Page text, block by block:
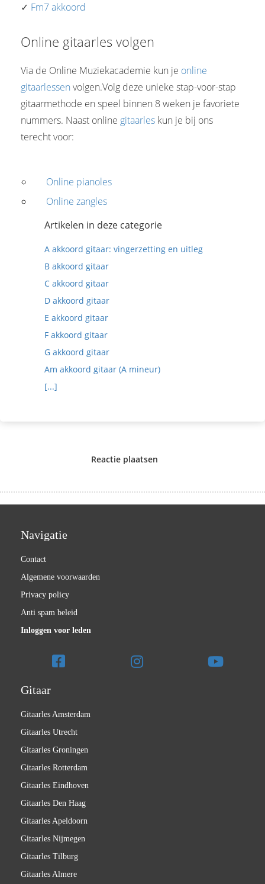
✓ Fm7 akkoord
Online gitaarles volgen
Via de Online Muziekacademie kun je online
gitaarlessen volgen.Volg deze unieke stap-voor-stap
gitaarmethode en speel binnen 8 weken je favoriete
nummers. Naast online gitaarles kun je bij ons
terecht voor:
Online pianoles
Online zangles
Artikelen in deze categorie
A akkoord gitaar: vingerzetting en uitleg
B akkoord gitaar
C akkoord gitaar
D akkoord gitaar
E akkoord gitaar
F akkoord gitaar
G akkoord gitaar
Am akkoord gitaar (A mineur)
[...]
Reactie plaatsen
Navigatie
Contact
Algemene voorwaarden
Privacy policy
Anti spam beleid
Inloggen voor leden
Gitaar
Gitaarles Amsterdam
Gitaarles Utrecht
Gitaarles Groningen
Gitaarles Rotterdam
Gitaarles Eindhoven
Gitaarles Den Haag
Gitaarles Apeldoorn
Gitaarles Nijmegen
Gitaarles Tilburg
Gitaarles Almere